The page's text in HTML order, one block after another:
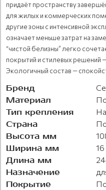
придаёт пространству
для жилых и коммерческих
другие зоны с интенсивной
означает меньше затрат на
“чистой белизны” легко
покрытий и стилевых решений
Экологичный состав —
Бренд
Материал
Тип крепления
Страна
Высота мм
Ширина мм 16
Длина мм
Назначение
Покрытие